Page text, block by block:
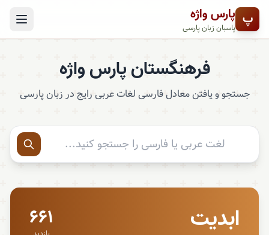
پ پارس واژه
پاسبان زبان پارسی
فرهنگستان پارس واژه
جستجو و یافتن معادل فارسی لغات عربی رایج در زبان پارسی
ابدیت ۶۶۱